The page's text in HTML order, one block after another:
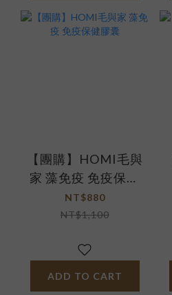
【團購】HOMI毛與
家 藻免疫 免疫保健
膠囊
NT$880
NT$1,100
ADD TO CART